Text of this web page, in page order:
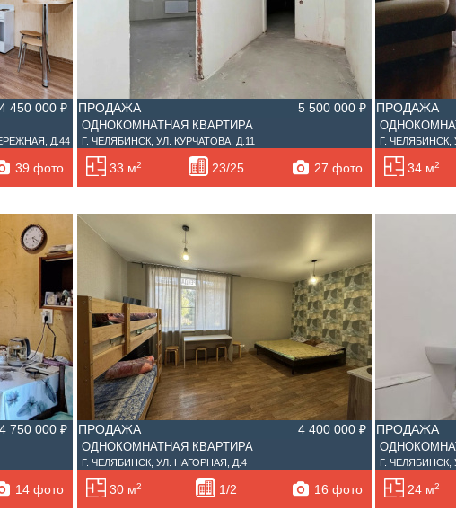
4 450 000 ₽
Д.44
39 фото
ПРОДАЖА 5 500 000 ₽
ОДНОКОМНАТНАЯ КВАРТИРА
Г. ЧЕЛЯБИНСК, УЛ. КУРЧАТОВА, Д.11
33 м2 23/25 27 фото
ПРОДАЖА
Г. ЧЕЛЯБИНСК,
34 м2
4 750 000 ₽
14 фото
ПРОДАЖА 4 400 000 ₽
ОДНОКОМНАТНАЯ КВАРТИРА
Г. ЧЕЛЯБИНСК, УЛ. НАГОРНАЯ, Д.4
30 м2 1/2 16 фото
ПРОДАЖА
Г. ЧЕЛЯБИНСК,
24 м2